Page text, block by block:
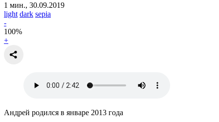
1 мин., 30.09.2019
light dark sepia
-
100%
+
Андрей родился в январе 2013 года